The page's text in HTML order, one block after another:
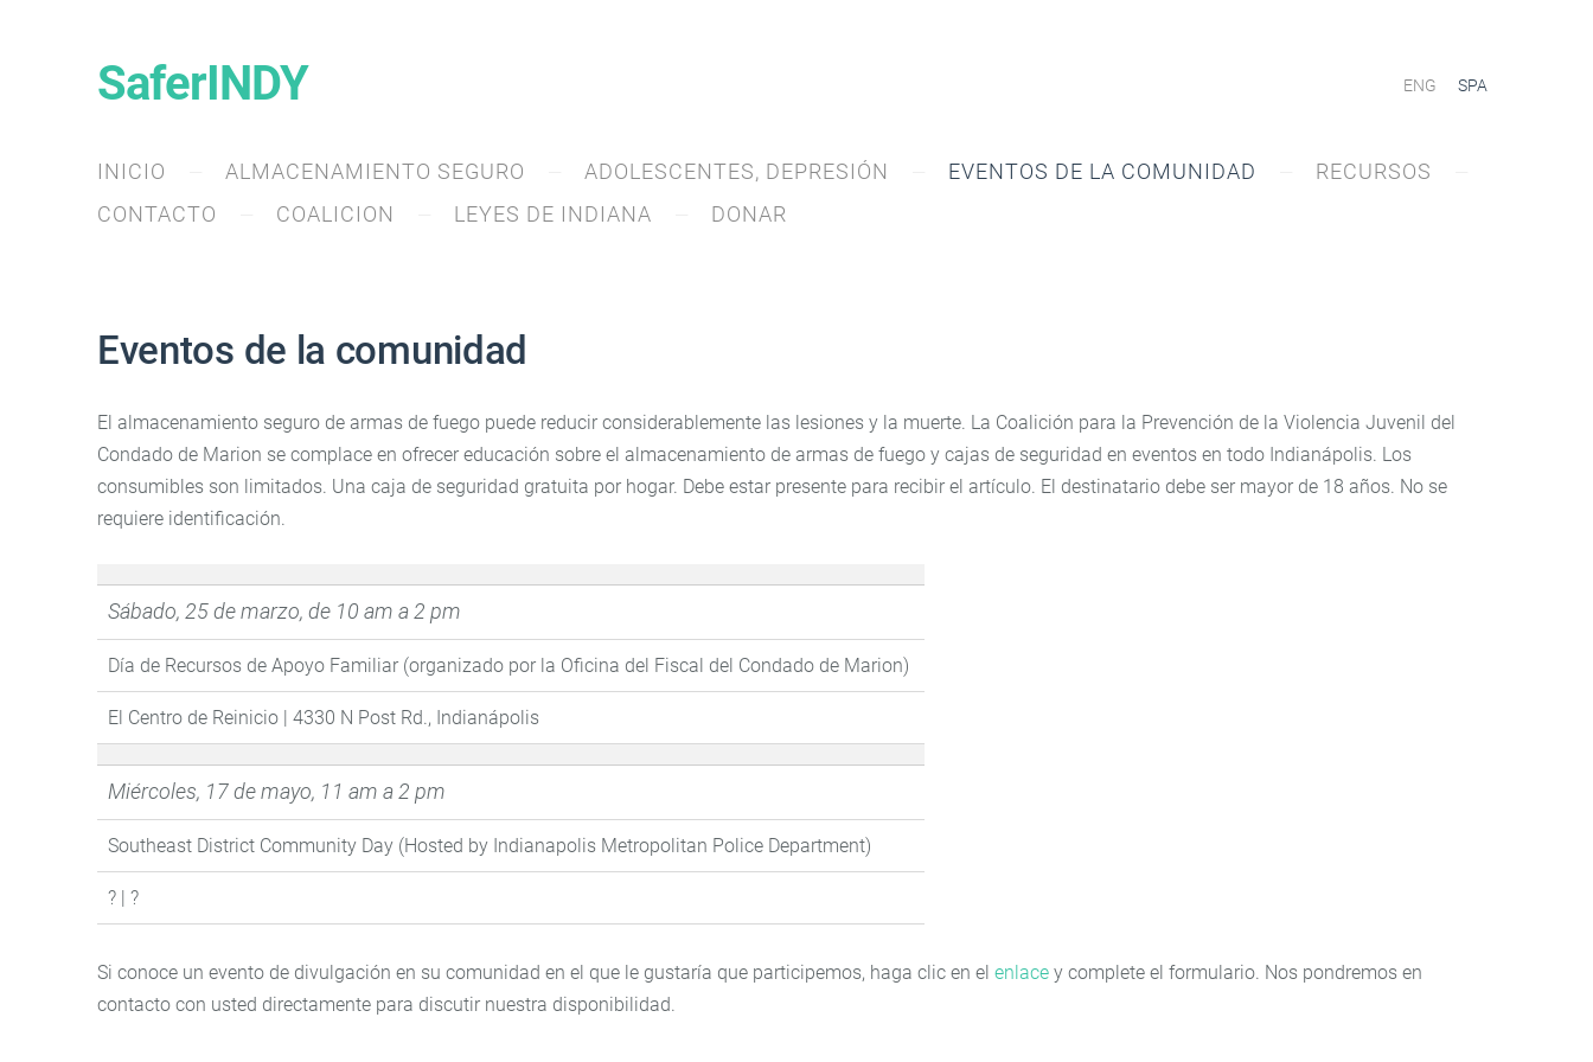
SaferINDY
INICIO ALMACENAMIENTO SEGURO ADOLESCENTES, DEPRESIÓN EVENTOS DE LA COMUNIDAD
RECURSOS
CONTACTO
COALICION LEYES DE INDIANA DONAR
ENG SPA
Eventos de la comunidad
El almacenamiento seguro de armas de fuego puede reducir considerablemente las lesiones y la muerte. La Coalición para la Prevención de la Violencia Juvenil del
Condado de Marion se complace en ofrecer educación sobre el almacenamiento de armas de fuego y cajas de seguridad en eventos en todo Indianápolis. Los
consumibles son limitados. Una caja de seguridad gratuita por hogar. Debe estar presente para recibir el artículo. El destinatario debe ser mayor de 18 años. No se
requiere identificación.
Sábado, 25 de marzo, de 10 am a 2 pm
Día de Recursos de Apoyo Familiar (organizado por la Oficina del Fiscal del Condado de Marion)
El Centro de Reinicio | 4330 N Post Rd., Indianápolis
Miércoles, 17 de mayo, 11 am a 2 pm
Southeast District Community Day (Hosted by Indianapolis Metropolitan Police Department)
? | ?
Si conoce un evento de divulgación en su comunidad en el que le gustaría que participemos, haga clic en el enlace y complete el formulario. Nos pondremos en
contacto con usted directamente para discutir nuestra disponibilidad.